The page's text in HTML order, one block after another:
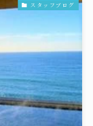
スタッフブログ